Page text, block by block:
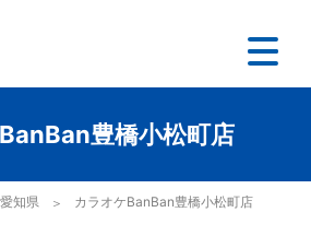
豊橋小松町店
愛知県 カラオケBanBan豊橋小松町店